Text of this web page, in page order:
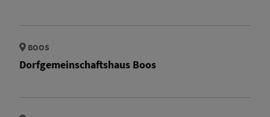
BOOS
Dorfgemeinschaftshaus Boos